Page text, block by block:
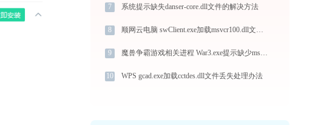
7 系统提示缺失danser-core.dll文件的解决方法
8 顺网云电脑 swClient.exe加载msvcr100.dll文件丢失处理办法
9 魔兽争霸游戏相关进程 War3.exe提示缺少msvcr100.dll文件的解决办法
10 WPS gcad.exe加载cctdes.dll文件丢失处理办法